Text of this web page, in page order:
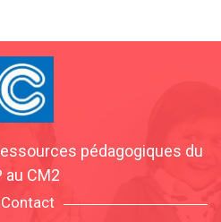
pédagogiques du
au CM2
Contact